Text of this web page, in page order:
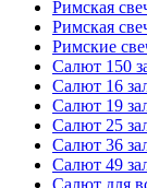
Римская
Римская
Римские
Салют 150
Салют 16
Салют 19
Салют 25
Салют 36
Салют 49
Салют для